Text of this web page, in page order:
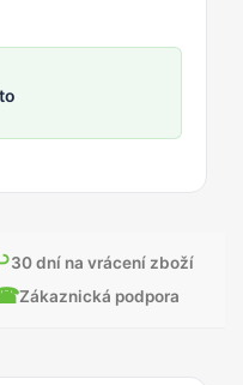
30 dní na vrácení zboží
Zákaznická podpora